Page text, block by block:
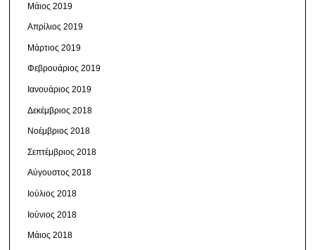
Μάιος 2019
Απρίλιος 2019
Μάρτιος 2019
Φεβρουάριος 2019
Ιανουάριος 2019
Δεκέμβριος 2018
Νοέμβριος 2018
Σεπτέμβριος 2018
Αύγουστος 2018
Ιούλιος 2018
Ιούνιος 2018
Μάιος 2018